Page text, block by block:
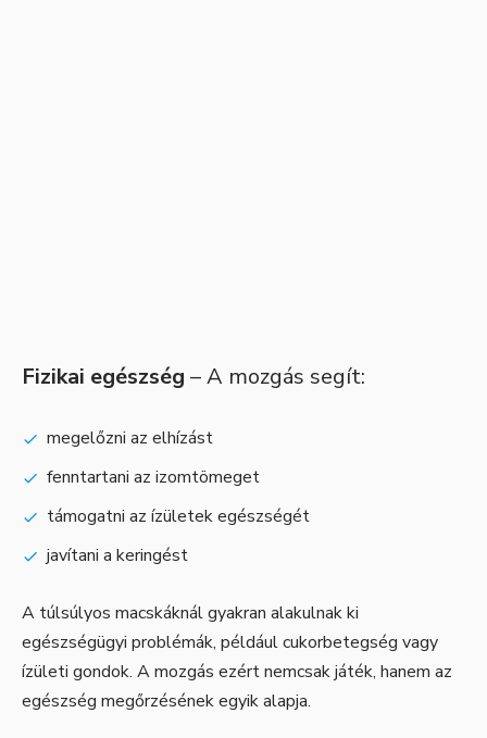
Fizikai egészség – A mozgás segít:
megelőzni az elhízást
fenntartani az izomtömeget
támogatni az ízületek egészségét
javítani a keringést
A túlsúlyos macskáknál gyakran alakulnak ki
egészségügyi problémák, például cukorbetegség vagy
ízületi gondok. A mozgás ezért nemcsak játék, hanem az
egészség megőrzésének egyik alapja.